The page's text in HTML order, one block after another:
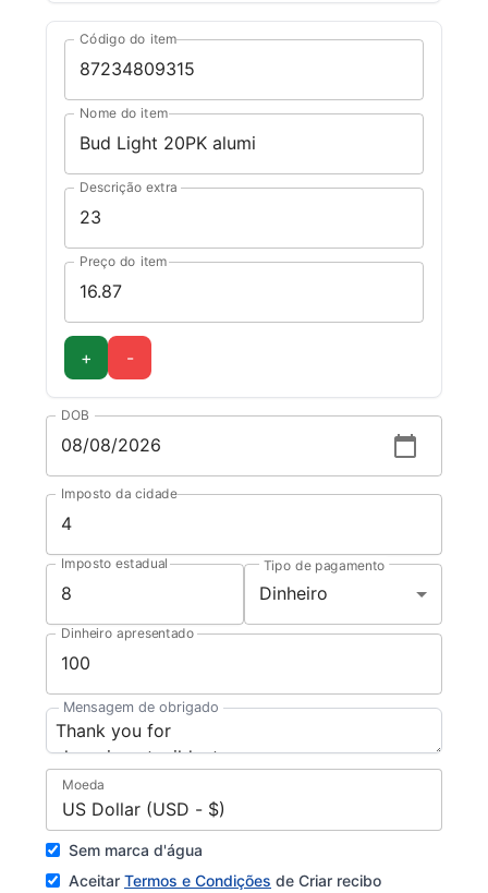
Código do item
Nome do item
Descrição extra
Preço do item
+ -
DOB
Imposto da cidade
Imposto estadual Tipo de pagamento
Dinheiro
Dinheiro apresentado
Mensagem de obrigado
Moeda
US Dollar (USD - $)
Sem marca d'água
Aceitar Termos e Condições de Criar recibo